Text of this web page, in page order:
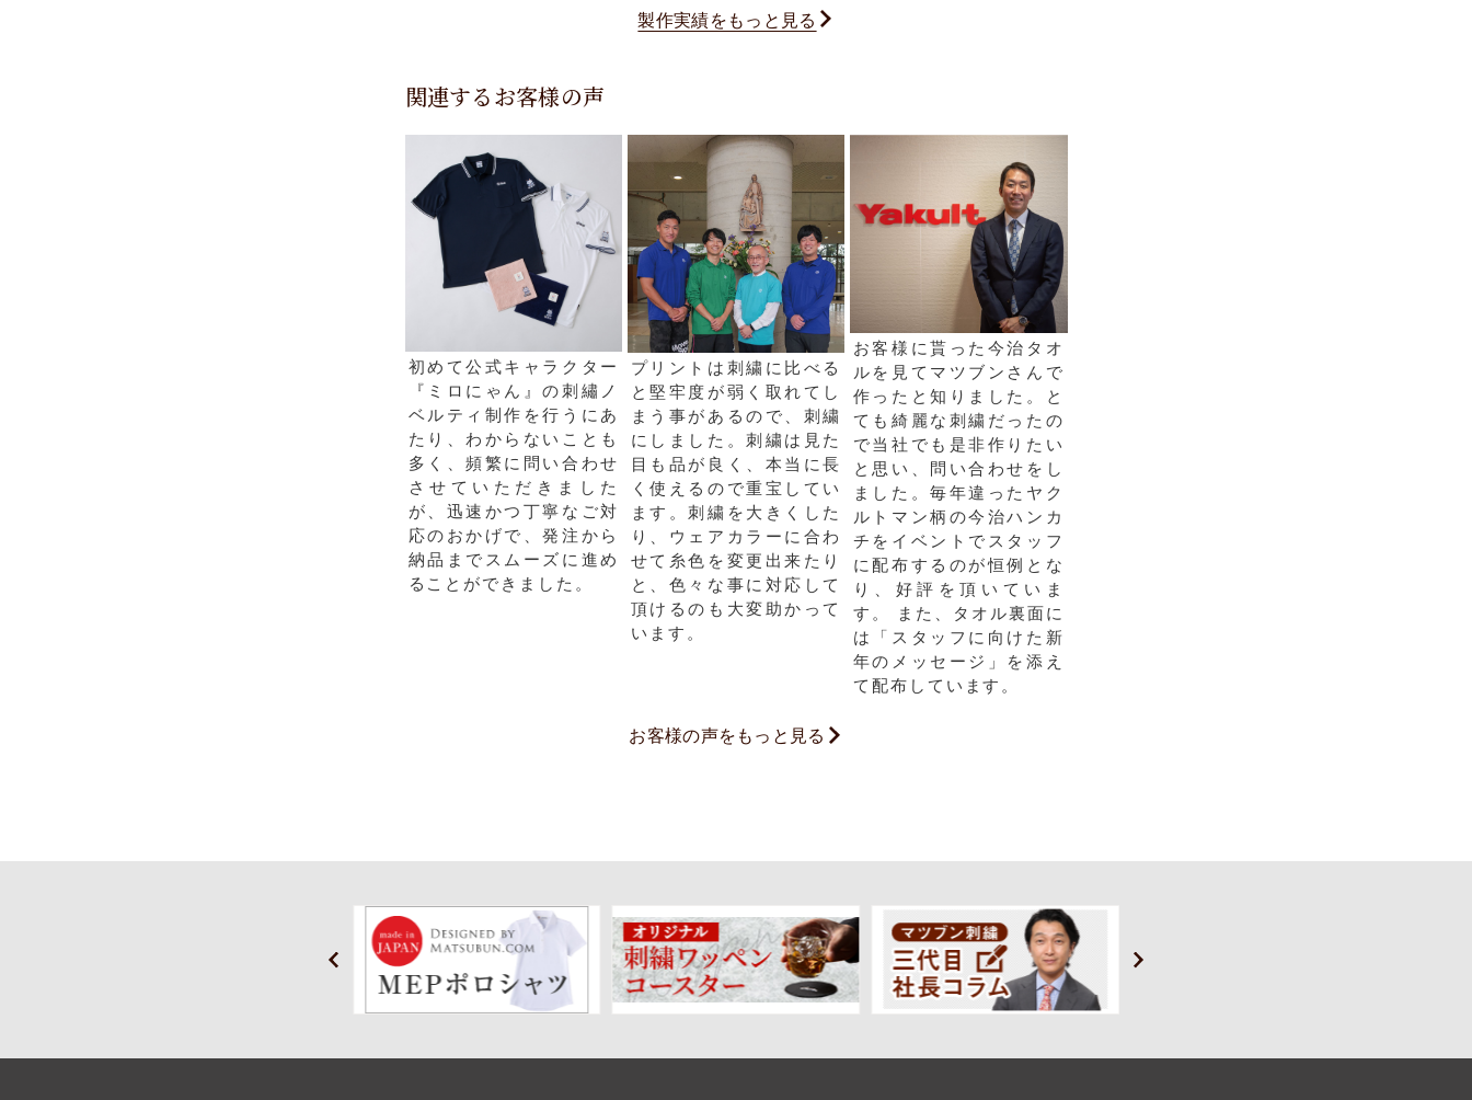
製作実績をもっと見る
関連するお客様の声
初めて公式キャラクター
『ミロにゃん』の刺繡ノ
ベルティ制作を行うにあ
たり、わからないことも
多く、頻繁に問い合わせ
させていただきました
が、迅速かつ丁寧なご対
応のおかげで、発注から
納品までスムーズに進め
ることができました。
プリントは刺繍に比べる
と堅牢度が弱く取れてし
まう事があるので、刺繍
にしました。刺繍は見た
目も品が良く、本当に長
く使えるので重宝してい
ます。刺繍を大きくした
り、ウェアカラーに合わ
せて糸色を変更出来たり
と、色々な事に対応して
頂けるのも大変助かって
います。
お客様に貰った今治タオ
ルを見てマツブンさんで
作ったと知りました。と
ても綺麗な刺繍だったの
で当社でも是非作りたい
と思い、問い合わせをし
ました。毎年違ったヤク
ルトマン柄の今治ハンカ
チをイベントでスタッフ
に配布するのが恒例とな
り、好評を頂いていま
す。 また、タオル裏面に
は「スタッフに向けた新
年のメッセージ」を添え
て配布しています。
お客様の声をもっと見る